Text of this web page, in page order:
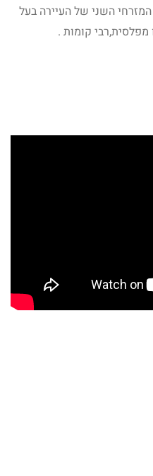
השני של העיירה בעל
מפלסית,רבי קומות .